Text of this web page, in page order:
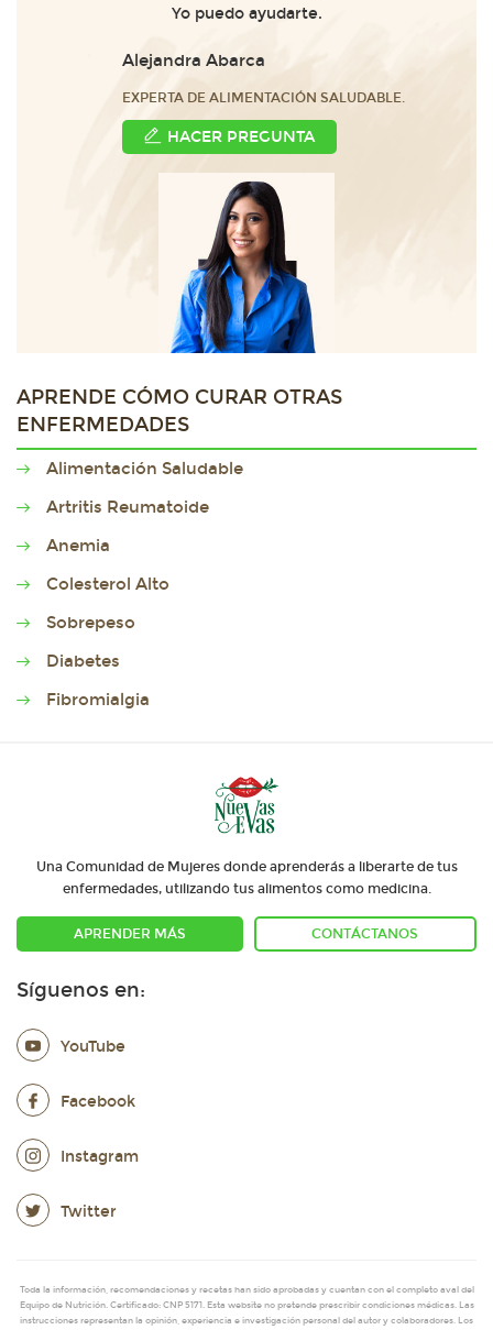
Yo puedo ayudarte.
Alejandra Abarca
EXPERTA DE ALIMENTACIÓN SALUDABLE.
HACER PREGUNTA
APRENDE CÓMO CURAR OTRAS
ENFERMEDADES
Alimentación Saludable
Artritis Reumatoide
Anemia
Colesterol Alto
Sobrepeso
Diabetes
Fibromialgia
Una Comunidad de Mujeres donde aprenderás a liberarte de tus
enfermedades, utilizando tus alimentos como medicina.
APRENDER MÁS CONTÁCTANOS
Síguenos en:
YouTube
Facebook
Instagram
Twitter
Toda la información, recomendaciones y recetas han sido aprobadas y cuentan con el completo aval del
Equipo de Nutrición. Certificado: CNP 5171. Esta website no pretende prescribir condiciones médicas. Las
instrucciones representan la opinión, experiencia e investigación personal del autor y colaboradores. Los